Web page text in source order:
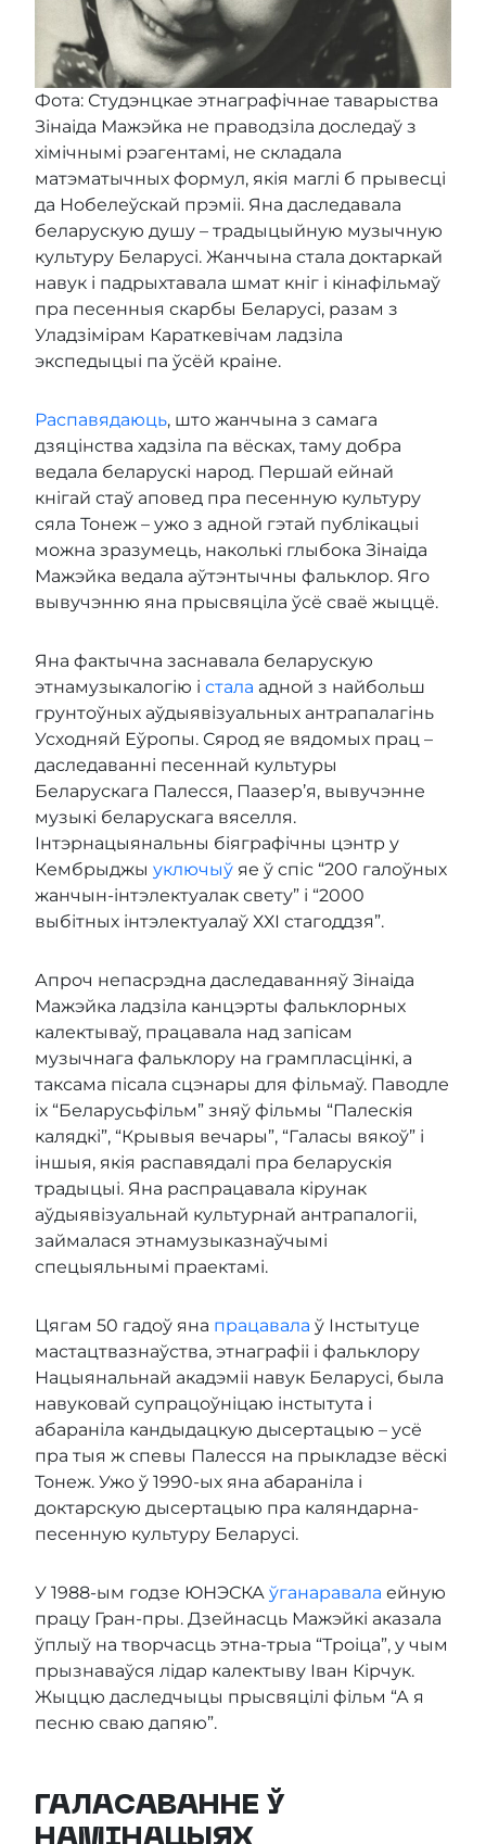
Фота: Студэнцкае этнаграфічнае таварыства
Зінаіда Мажэйка не праводзіла доследаў з
хімічнымі рэагентамі, не складала
матэматычных формул, якія маглі б прывесці
да Нобелеўскай прэміі. Яна даследавала
беларускую душу – традыцыйную музычную
культуру Беларусі. Жанчына стала доктаркай
навук і падрыхтавала шмат кніг і кінафільмаў
пра песенныя скарбы Беларусі, разам з
Уладзімірам Караткевічам ладзіла
экспедыцыі па ўсёй краіне.
Распавядаюць, што жанчына з самага
дзяцінства хадзіла па вёсках, таму добра
ведала беларускі народ. Першай ейнай
кнігай стаў аповед пра песенную культуру
сяла Тонеж – ужо з адной гэтай публікацыі
можна зразумець, наколькі глыбока Зінаіда
Мажэйка ведала аўтэнтычны фальклор. Яго
вывучэнню яна прысвяціла ўсё сваё жыццё.
Яна фактычна заснавала беларускую
этнамузыкалогію і стала адной з найбольш
грунтоўных аўдыявізуальных антрапалагінь
Усходняй Еўропы. Сярод яе вядомых прац –
даследаванні песеннай культуры
Беларускага Палесся, Паазер’я, вывучэнне
музыкі беларускага вяселля.
Інтэрнацыянальны біяграфічны цэнтр у
Кембрыджы уключыў яе ў спіс “200 галоўных
жанчын-інтэлектуалак свету” і “2000
выбітных інтэлектуалаў ХХІ стагоддзя”.
Апроч непасрэдна даследаванняў Зінаіда
Мажэйка ладзіла канцэрты фальклорных
калектываў, працавала над запісам
музычнага фальклору на грампласцінкі, а
таксама пісала сцэнары для фільмаў. Паводле
іх “Беларусьфільм” зняў фільмы “Палескія
калядкі”, “Крывыя вечары”, “Галасы вякоў” і
іншыя, якія распавядалі пра беларускія
традыцыі. Яна распрацавала кірунак
аўдыявізуальнай культурнай антрапалогіі,
займалася этнамузыказнаўчымі
спецыяльнымі праектамі.
Цягам 50 гадоў яна працавала ў Інстытуце
мастацтвазнаўства, этнаграфіі і фальклору
Нацыянальнай акадэміі навук Беларусі, была
навуковай супрацоўніцаю інстытута і
абараніла кандыдацкую дысертацыю – усё
пра тыя ж спевы Палесся на прыкладзе вёскі
Тонеж. Ужо ў 1990-ых яна абараніла і
доктарскую дысертацыю пра каляндарна-
песенную культуру Беларусі.
У 1988-ым годзе ЮНЭСКА ўганаравала ейную
працу Гран-пры. Дзейнасць Мажэйкі аказала
ўплыў на творчасць этна-трыа “Троіца”, у чым
прызнаваўся лідар калектыву Іван Кірчук.
Жыццю даследчыцы прысвяцілі фільм “А я
песню сваю дапяю”.
ГАЛАСАВАННЕ Ў